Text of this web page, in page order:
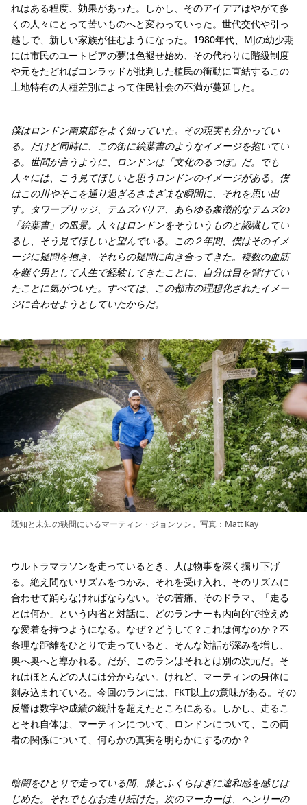
れはある程度、効果があった。しかし、そのアイデアはやがて多
くの人々にとって苦いものへと変わっていった。世代交代や引っ
越しで、新しい家族が住むようになった。1980年代、MJの幼少期
には市民のユートピアの夢は色褪せ始め、その代わりに階級制度
や元をたどればコンラッドが批判した植民の衝動に直結するこの
土地特有の人種差別によって住民社会の不満が蔓延した。
僕はロンドン南東部をよく知っていた。その現実も分かってい
る。だけど同時に、この街に絵葉書のようなイメージを抱いてい
る。世間が言うように、ロンドンは「文化のるつぼ」だ。でも
人々には、こう見てほしいと思うロンドンのイメージがある。僕
はこの川やそこを通り過ぎるさまざまな瞬間に、それを思い出
す。タワーブリッジ、テムズバリア、あらゆる象徴的なテムズの
「絵葉書」の風景。人々はロンドンをそういうものと認識してい
るし、そう見てほしいと望んでいる。この２年間、僕はそのイメ
ージに疑問を抱き、それらの疑問に向き合ってきた。複数の血筋
を継ぐ男として人生で経験してきたことに、自分は目を背けてい
たことに気がついた。すべては、この都市の理想化されたイメー
ジに合わせようとしていたからだ。
既知と未知の狭間にいるマーティン・ジョンソン。写真：Matt Kay
ウルトラマラソンを走っているとき、人は物事を深く掘り下げ
る。絶え間ないリズムをつかみ、それを受け入れ、そのリズムに
合わせて踊らなければならない。その苦痛、そのドラマ、「走る
とは何か」という内省と対話に、どのランナーも内向的で控えめ
な愛着を持つようになる。なぜ？どうして？これは何なのか？不
条理な距離をひとりで走っていると、そんな対話が深みを増し、
奥へ奥へと導かれる。だが、このランはそれとは別の次元だ。そ
れはほとんどの人には分からない。けれど、マーティンの身体に
刻み込まれている。今回のランには、FKT以上の意味がある。その
反響は数字や成績の統計を超えたところにある。しかし、走るこ
とそれ自体は、マーティンについて、ロンドンについて、この両
者の関係について、何らかの真実を明らかにするのか？
暗闇をひとりで走っている間、膝とふくらはぎに違和感を感じは
じめた。それでもなお走り続けた。次のマーカーは、ヘンリーの